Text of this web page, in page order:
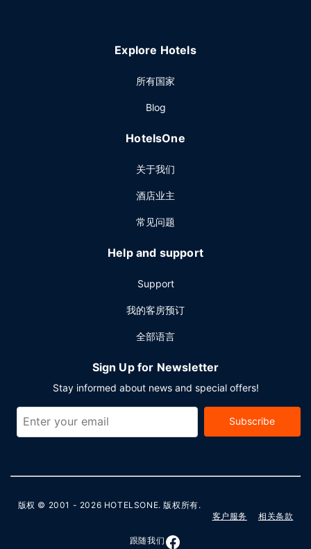
Explore Hotels
所有国家
Blog
HotelsOne
关于我们
酒店业主
常见问题
Help and support
Support
我的客房预订
全部语言
Sign Up for Newsletter
Stay informed about news and special offers!
Subscribe
版权 © 2001 - 2026 HOTELSONE. 版权所有.
客户服务
相关条款
跟随我们